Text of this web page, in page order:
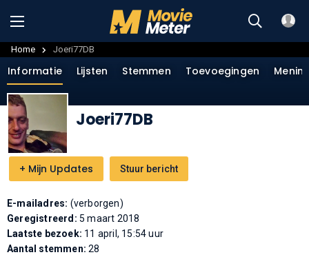
Home Joeri77DB
+ Mijn Updates Stuur bericht
Informatie Lijsten Stemmen Toevoegingen
Joeri77DB
E-mailadres: (verborgen)
Geregistreerd: 5 maart 2018
Laatste bezoek: 11 april, 15:54 uur
Aantal stemmen:28